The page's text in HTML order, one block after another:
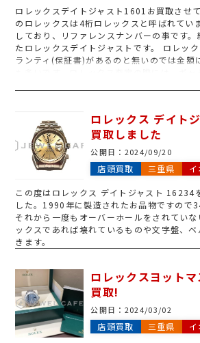
ロレックスデイトジャスト1601お買取させ
のロレックスは4桁ロレックスと呼ばれてい
しており、リファレンスナンバーの事です
たロレックスデイトジャストです。 ロレッ
ランティ(保証書)があるのと無いのでは金額
も多いです。ロレックス査定の際には、ギ
がございましたら時計と一緒にジュエルカ
ロレックス デイト
買取しました
公開日： 2024/09/20
店頭買取 三重県
この度はロレックス デイトジャスト 16234
した。1990年に製造されたお品物ですので
それから一度もオーバーホールをされてい
ックスであれば壊れているものや文字盤、
きます。
ロレックスヨット
買取!
公開日： 2024/03/02
店頭買取 三重県